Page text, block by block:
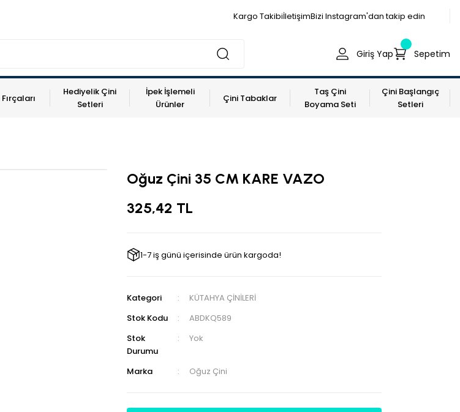
Kargo TakibiİletişimBizi Instagram'dan takip edin
Giriş Yap Sepetim
Hediyelik Çini
Setleri
İpek İşlemeli
Ürünler
Çini Tabaklar
Taş Çini
Boyama Seti
Çini Başlangıç
Setleri
Oğuz Çini 35 CM KARE VAZO
325,42 TL
1-7 iş günü içerisinde ürün kargoda!
Kategori
KÜTAHYA ÇİNİLERİ
Stok Kodu
ABDKQ589
Stok
Durumu
Yok
Marka Oğuz Çini